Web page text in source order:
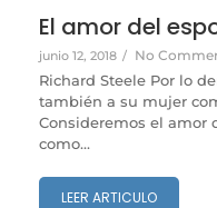
El amor del
junio 12, 2018 / No
Richard Steele Por lo
también a su mujer
Consideremos el amor
como...
LEER ARTICULO